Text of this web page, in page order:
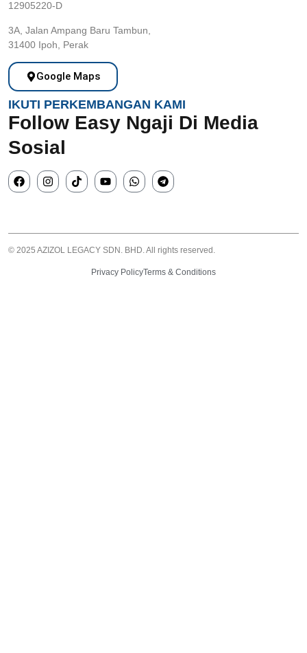
12905220-D
3A, Jalan Ampang Baru Tambun,
31400 Ipoh, Perak
Google Maps
IKUTI PERKEMBANGAN KAMI
Follow Easy Ngaji Di Media
Sosial
© 2025 AZIZOL LEGACY SDN. BHD. All rights reserved.
Privacy PolicyTerms & Conditions